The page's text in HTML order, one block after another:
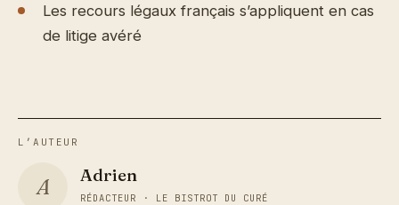
Les recours légaux français s’appliquent en cas
de litige avéré
L’AUTEUR
A Adrien
RÉDACTEUR · LE BISTROT DU CURÉ